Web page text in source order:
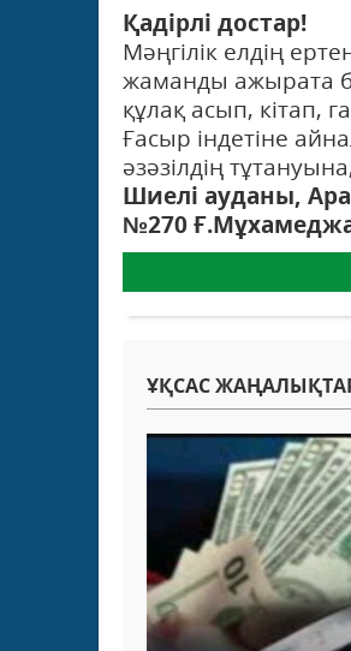
Қадірлі достар!
Мәңгілік елдің
жаманды ажырата
құлақ асып, кітап,
Ғасыр індетіне
әзәзілдің
Шиелі ауданы,
№270
ҰҚСАС